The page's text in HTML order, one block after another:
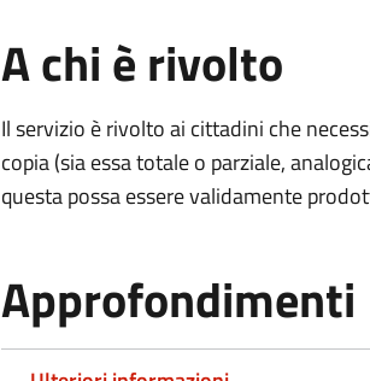
A chi è rivolto
Il servizio è rivolto ai cittadini che
copia (sia essa totale o parziale,
questa possa essere validamente
Approfondimenti